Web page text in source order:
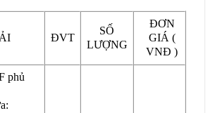
ĐVT
SỐ
LƯỢNG
ĐƠN
GIÁ (
VNĐ )
phủ